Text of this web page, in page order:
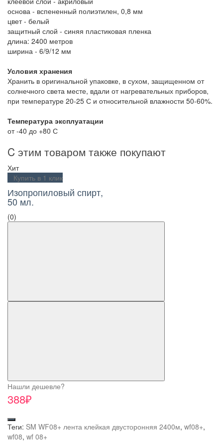
основа - вспененный полиэтилен, 0,8 мм
цвет - белый
защитный слой - синяя пластиковая пленка
длина: 2400 метров
ширина - 6/9/12 мм
Условия хранения
Хранить в оригинальной упаковке, в сухом, защищенном от
солнечного света месте, вдали от нагревательных приборов,
при температуре 20-25 С и относительной влажности 50-60%.
Температура эксплуатации
от -40 до +80 С
C этим товаром также покупают
Хит
Купить в 1 клик
Изопропиловый спирт,
50 мл.
(0)
Нашли дешевле?
388₽
Теги: SM WF08+ лента клейкая двусторонняя 2400м, wf08+,
wf08, wf 08+